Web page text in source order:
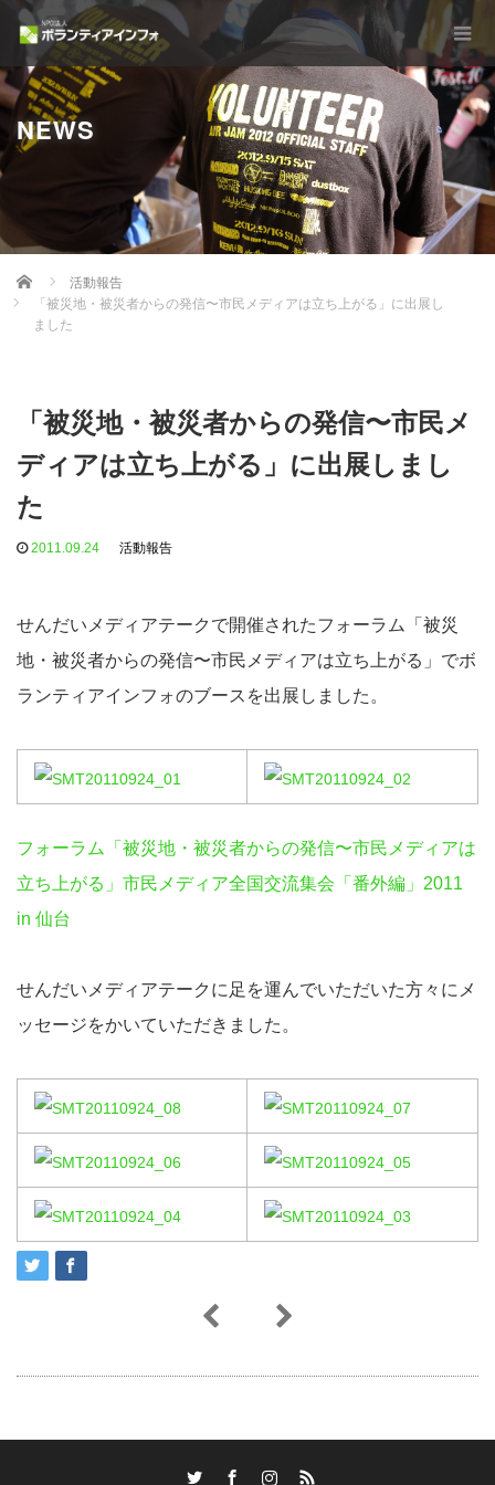
NEWS
Home
活動報告
「被災地・被災者からの発信〜市民メディアは立ち上がる」に出展し
ました
「被災地・被災者からの発信〜市民メ
ディアは立ち上がる」に出展しまし
た
2011.09.24 活動報告
せんだいメディアテークで開催されたフォーラム「被災
地・被災者からの発信〜市民メディアは立ち上がる」でボ
ランティアインフォのブースを出展しました。
フォーラム「被災地・被災者からの発信〜市民メディアは
立ち上がる」市民メディア全国交流集会「番外編」2011
in 仙台
せんだいメディアテークに足を運んでいただいた方々にメ
ッセージをかいていただきました。
InstagramRSS